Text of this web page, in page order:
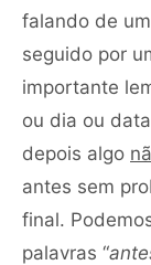
falando de
seguido por
importante
ou dia ou
depois algo
antes sem
final.
palavras “